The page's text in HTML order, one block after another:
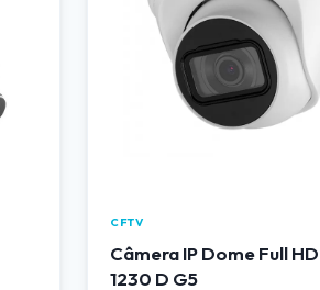
CFTV
Câmera IP Dome Full HD
1230 D G5